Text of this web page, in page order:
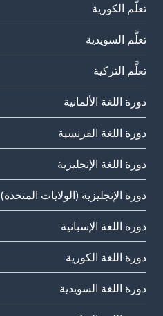
تعلَّم الكورية
تعلَّم السويدية
تعلَّم التركية
دورة اللغة الألمانية
دورة اللغة الفرنسية
دورة اللغة الإنجليزية
دورة الإنجليزية (الولايات المتحدة)
دورة اللغة الإسبانية
دورة اللغة الكورية
دورة اللغة السويدية